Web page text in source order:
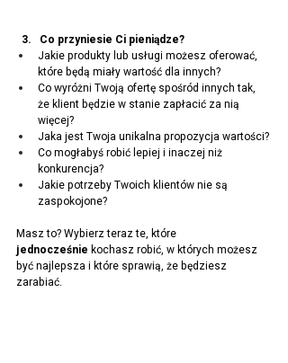
  3.   Co przyniesie Ci pieniądze?
Jakie produkty lub usługi możesz oferować,
które będą miały wartość dla innych?
Co wyróżni Twoją ofertę spośród innych tak,
że klient będzie w stanie zapłacić za nią
więcej?
Jaka jest Twoja unikalna propozycja wartości?
Co mogłabyś robić lepiej i inaczej niż
konkurencja?
Jakie potrzeby Twoich klientów nie są
zaspokojone?
Masz to? Wybierz teraz te, które
jednocześnie kochasz robić, w których możesz
być najlepsza i które sprawią, że będziesz
zarabiać.